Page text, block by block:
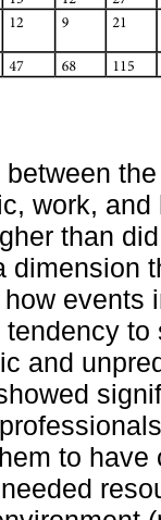
work,
than
events
and
to